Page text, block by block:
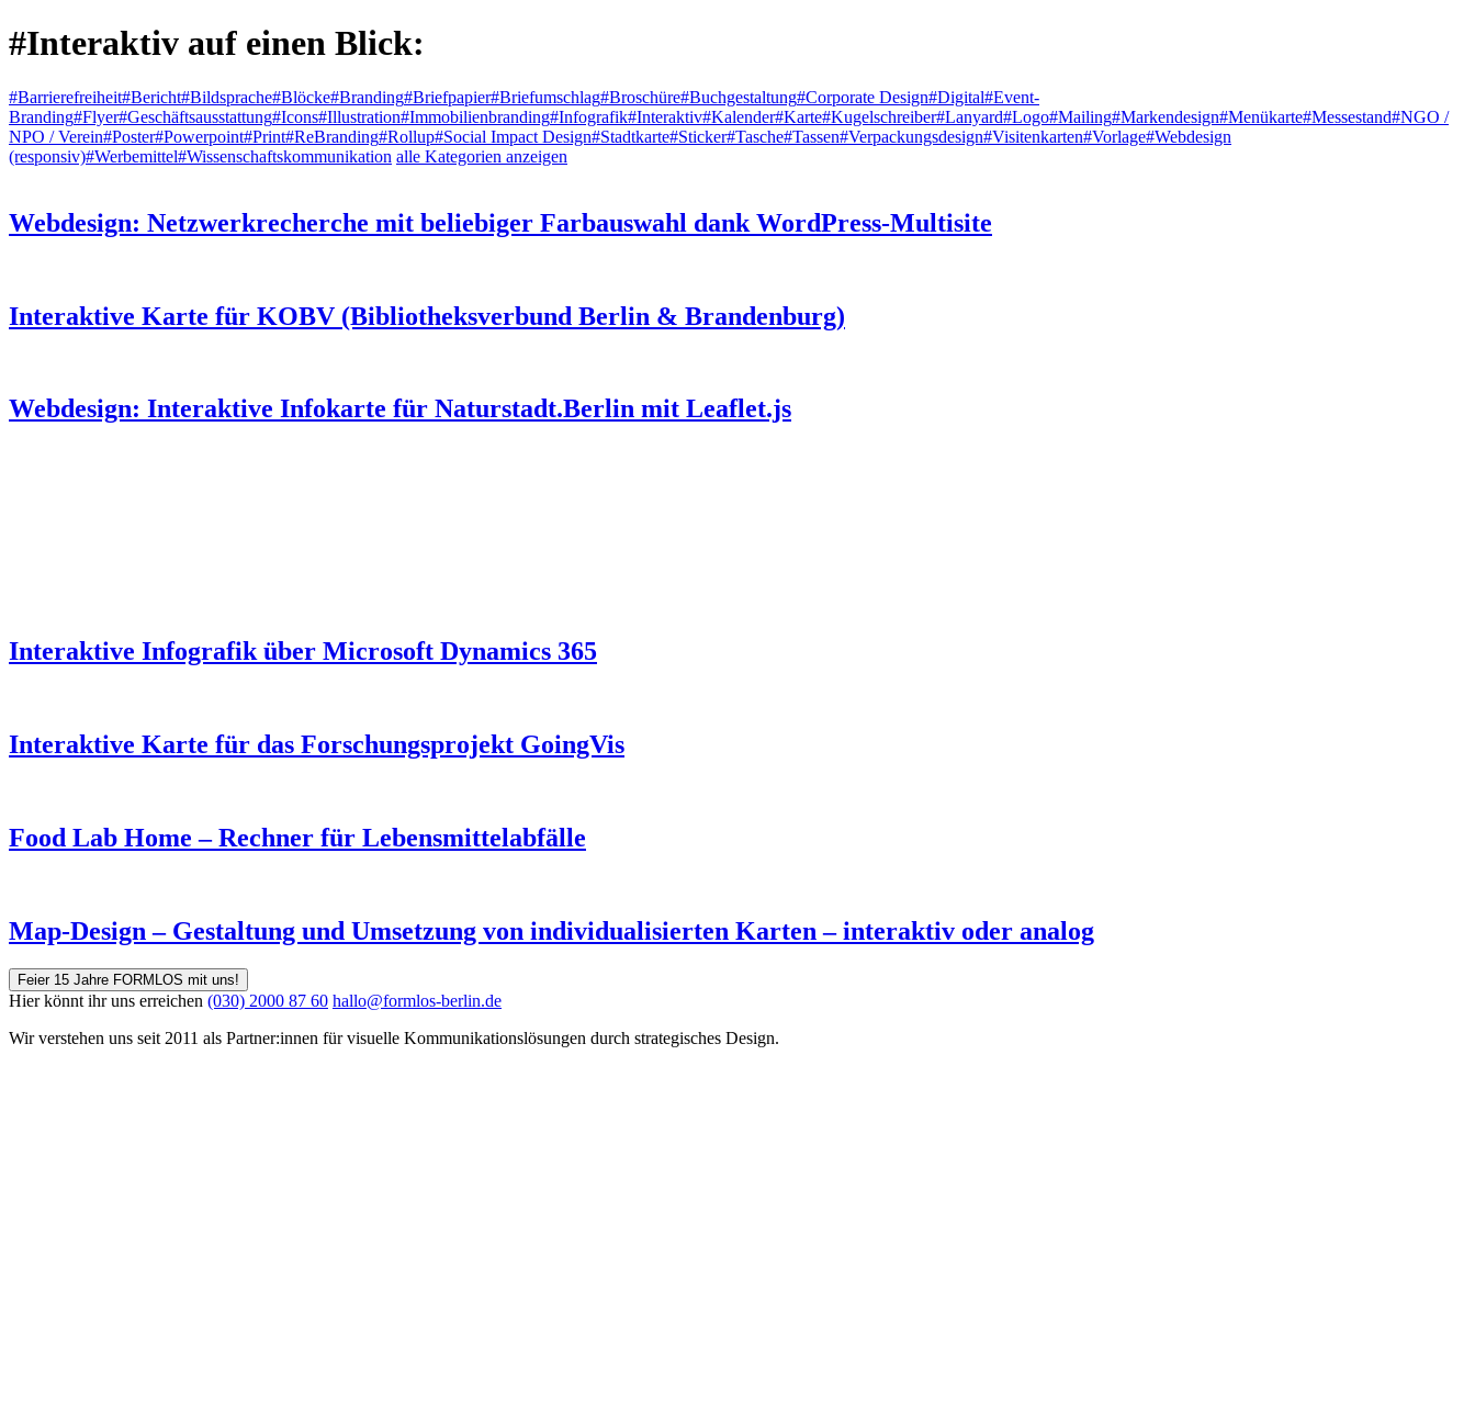
#Interaktiv auf einen Blick:
#Barrierefreiheit#Bericht#Bildsprache#Blöcke#Branding#Briefpapier#Briefumschlag#Broschüre#Buchgestaltung#Corporate Design#Digital#Event-
Branding#Flyer#Geschäftsausstattung#Icons#Illustration#Immobilienbranding#Infografik#Interaktiv#Kalender#Karte#Kugelschreiber#Lanyard#Logo#Mailing#Markendesign#Menükarte#Messestand#NGO /
NPO / Verein#Poster#Powerpoint#Print#ReBranding#Rollup#Social Impact Design#Stadtkarte#Sticker#Tasche#Tassen#Verpackungsdesign#Visitenkarten#Vorlage#Webdesign
(responsiv)#Werbemittel#Wissenschaftskommunikation alle Kategorien anzeigen
Webdesign: Netzwerkrecherche mit beliebiger Farbauswahl dank WordPress-Multisite
Interaktive Karte für KOBV (Bibliotheksverbund Berlin & Brandenburg)
Webdesign: Interaktive Infokarte für Naturstadt.Berlin mit Leaflet.js
Interaktive Infografik über Microsoft Dynamics 365
Interaktive Karte für das Forschungsprojekt GoingVis
Food Lab Home – Rechner für Lebensmittelabfälle
Map-Design – Gestaltung und Umsetzung von individualisierten Karten – interaktiv oder analog
Feier 15 Jahre FORMLOS mit uns!
Hier könnt ihr uns erreichen (030) 2000 87 60 hallo@formlos-berlin.de
Wir verstehen uns seit 2011 als Partner:innen für visuelle Kommunikations­lösungen durch strategisches Design.